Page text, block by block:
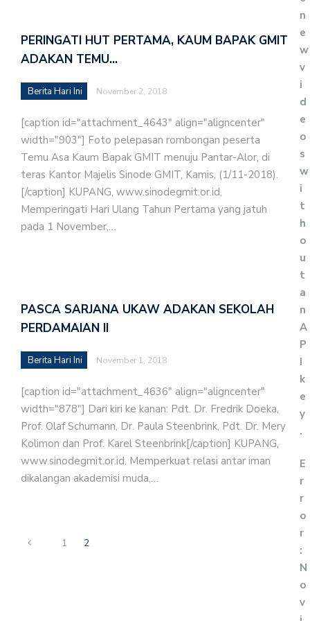
PERINGATI HUT PERTAMA, KAUM BAPAK GMIT
ADAKAN TEMU…
Berita Hari Ini November 2, 2018
[caption id="attachment_4643" align="aligncenter"
width="903"] Foto pelepasan rombongan peserta
Temu Asa Kaum Bapak GMIT menuju Pantar-Alor, di
teras Kantor Majelis Sinode GMIT, Kamis, (1/11-2018).
[/caption] KUPANG, www.sinodegmit.or.id,
Memperingati Hari Ulang Tahun Pertama yang jatuh
pada 1 November,…
PASCA SARJANA UKAW ADAKAN SEKOLAH
PERDAMAIAN II
Berita Hari Ini November 1, 2018
[caption id="attachment_4636" align="aligncenter"
width="878"] Dari kiri ke kanan: Pdt. Dr. Fredrik Doeka,
Prof. Olaf Schumann, Dr. Paula Steenbrink, Pdt. Dr. Mery
Kolimon dan Prof. Karel Steenbrink[/caption] KUPANG,
www.sinodegmit.or.id, Memperkuat relasi antar iman
dikalangan akademisi muda,…
1 2
n
e
w
v
i
d
e
o
s
w
i
t
h
o
u
t
a
n
A
P
I
k
e
y
.
E
r
r
o
r
:
N
o
v